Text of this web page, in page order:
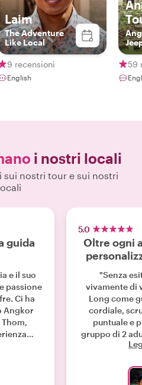
Laim
The Adventure
Like Local
9 recensioni
English
59
i nostri locali
sui nostri tour e sui nostri
guida
e il suo
passione
Ci ha
Angkor
Thom,
che
la sua
5.0
Oltre ogni
"Senza
vivamente di
Long come
cordiale,
puntuale e
gruppo di 2
bambini si
stato in